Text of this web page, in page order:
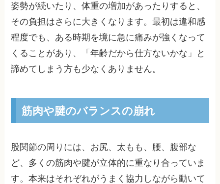
姿勢が続いたり、体重の増加があったりすると、
その負担はさらに大きくなります。最初は違和感
程度でも、ある時期を境に急に痛みが強くなって
くることがあり、「年齢だから仕方ないかな」と
諦めてしまう方も少なくありません。
筋肉や腱のバランスの崩れ
股関節の周りには、お尻、太もも、腰、腹部な
ど、多くの筋肉や腱が立体的に重なり合っていま
す。本来はそれぞれがうまく協力しながら動いて